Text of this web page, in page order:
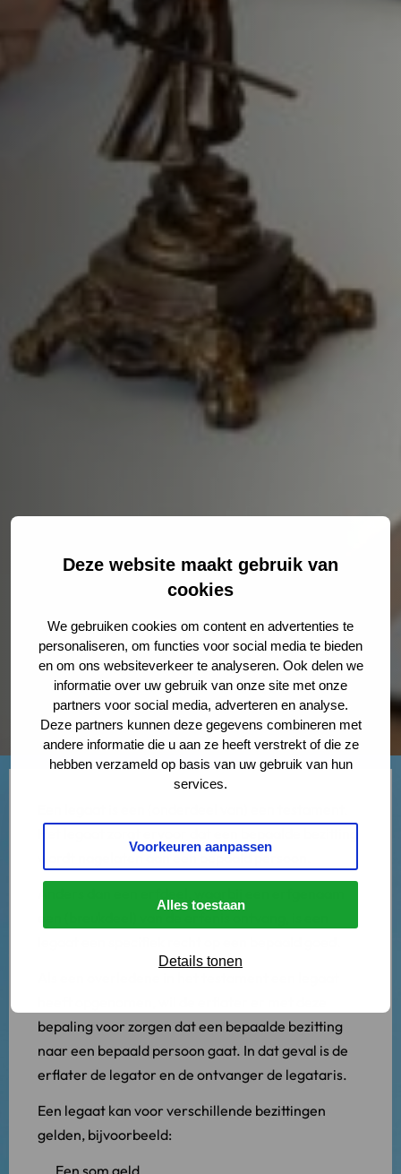
Deze website maakt gebruik van
cookies
We gebruiken cookies om content en advertenties te
personaliseren, om functies voor social media te bieden
en om ons websiteverkeer te analyseren. Ook delen we
informatie over uw gebruik van onze site met onze
partners voor social media, adverteren en analyse.
Deze partners kunnen deze gegevens combineren met
andere informatie die u aan ze heeft verstrekt of die ze
hebben verzameld op basis van uw gebruik van hun
services.
Voorkeuren aanpassen
Alles toestaan
Details tonen
wordt nagelaten aan een bepaald persoon.
bepaling voor zorgen dat een bepaalde bezitting
naar een bepaald persoon gaat. In dat geval is de
erflater de legator en de ontvanger de legataris.
Een legaat kan voor verschillende bezittingen
gelden, bijvoorbeeld:
Een som geld.